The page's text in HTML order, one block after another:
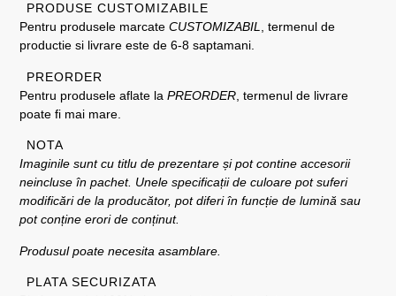
PRODUSE CUSTOMIZABILE
Pentru produsele marcate CUSTOMIZABIL, termenul de
productie si livrare este de 6-8 saptamani.
PREORDER
Pentru produsele aflate la PREORDER , termenul de livrare
poate fi mai mare.
NOTA
Imaginile sunt cu titlu de prezentare și pot contine accesorii
neincluse în pachet. Unele specificații de culoare pot suferi
modificări de la producător, pot diferi în funcție de lumină sau
pot conține erori de conținut.
Produsul poate necesita asamblare.
PLATA SECURIZATA